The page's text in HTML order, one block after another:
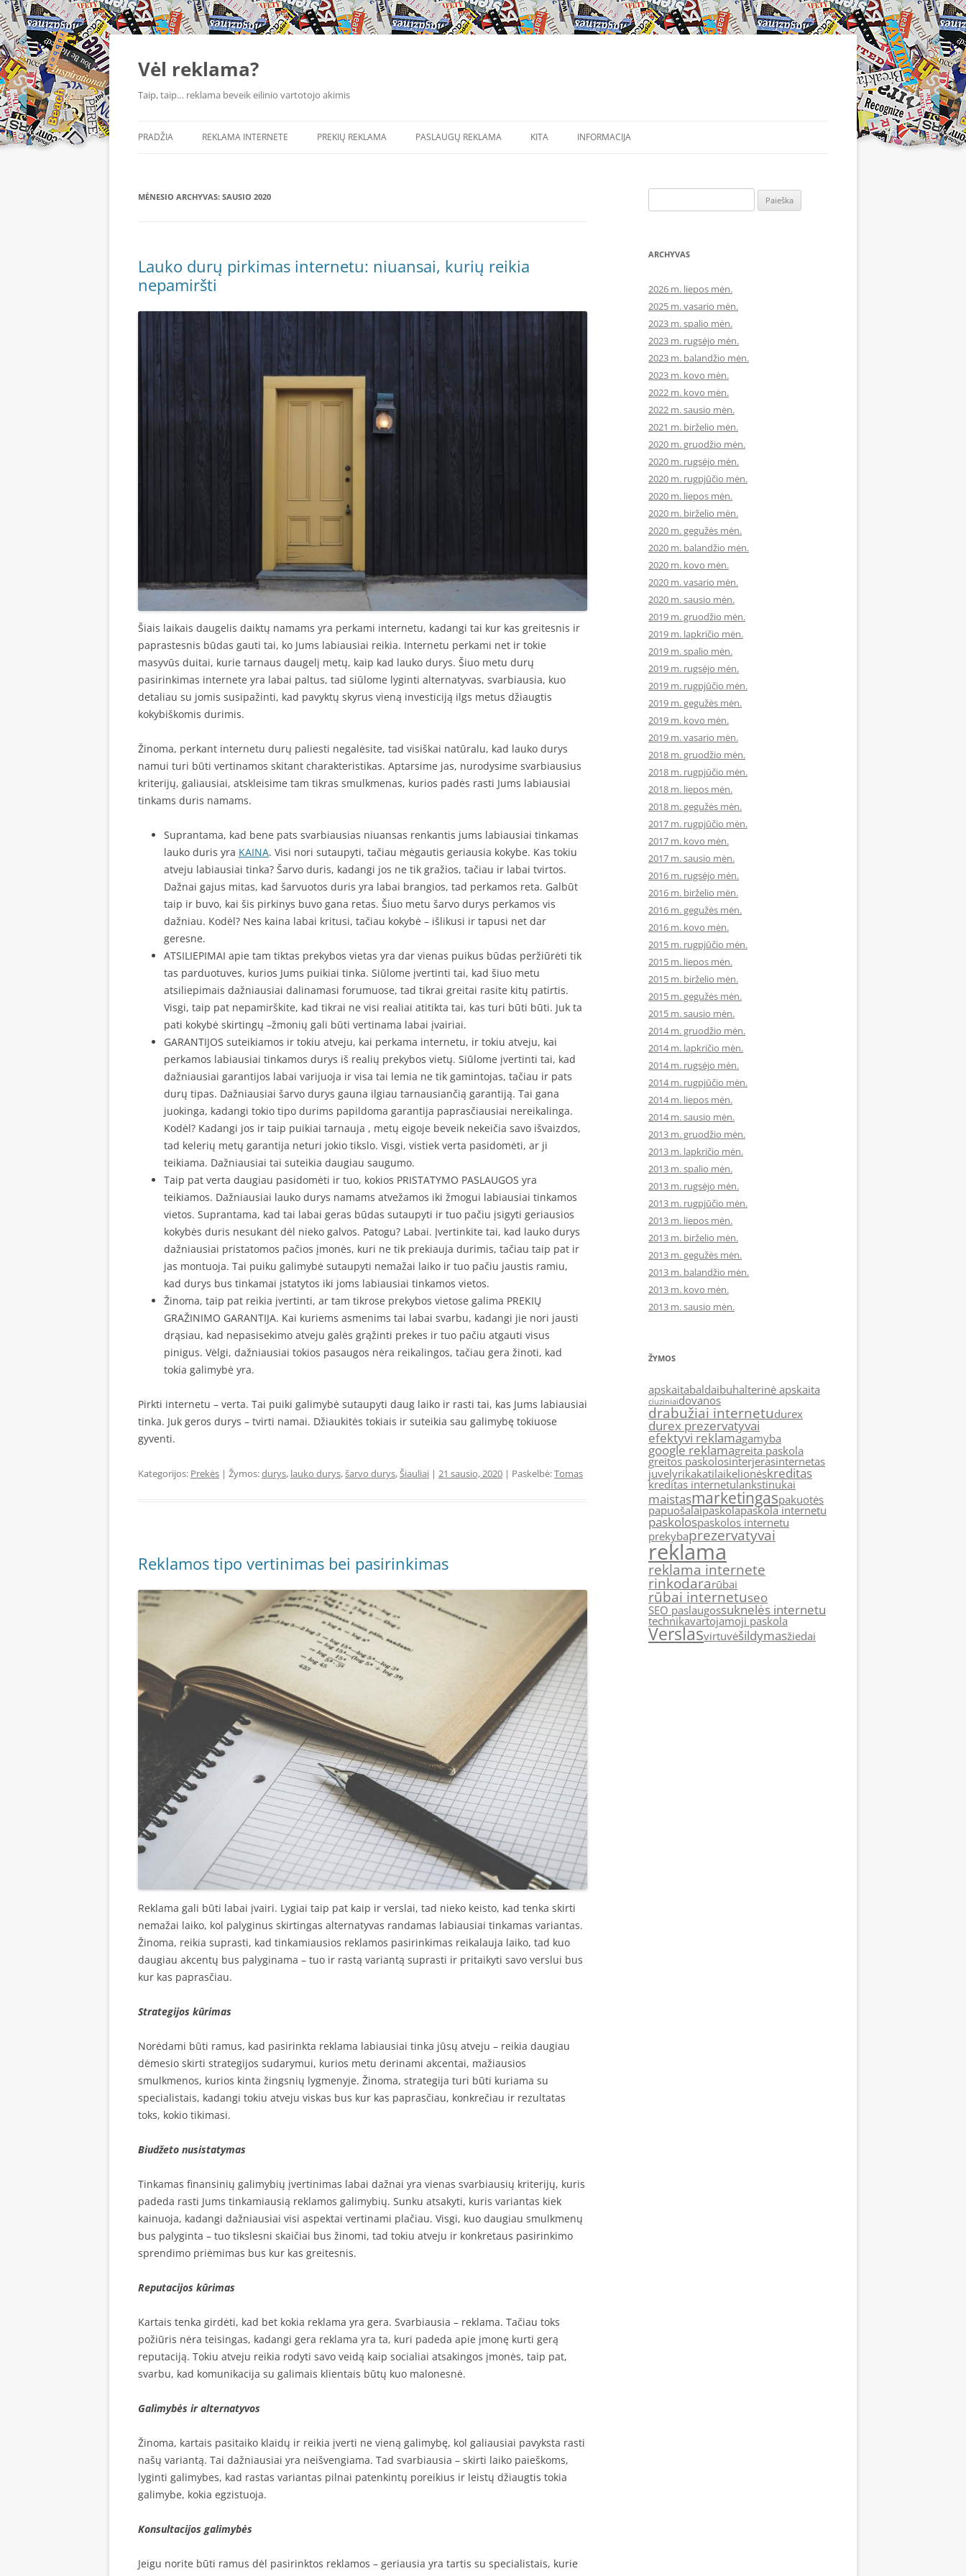
Vėl reklama?
Taip, taip… reklama beveik eilinio vartotojo akimis
prie
PRADŽIA REKLAMA INTERNETE PREKIŲ REKLAMA PASLAUGŲ REKLAMA KITA INFORMACIJA
MĖNESIO ARCHYVAS: SAUSIO 2020
Lauko durų pirkimas internetu: niuansai, kurių reikia
nepamiršti
Šiais laikais daugelis daiktų namams yra perkami internetu, kadangi tai kur kas greitesnis ir
paprastesnis būdas gauti tai, ko Jums labiausiai reikia. Internetu perkami net ir tokie
masyvūs duitai, kurie tarnaus daugelį metų, kaip kad lauko durys. Šiuo metu durų
pasirinkimas internete yra labai paltus, tad siūlome lyginti alternatyvas, svarbiausia, kuo
detaliau su jomis susipažinti, kad pavyktų skyrus vieną investiciją ilgs metus džiaugtis
kokybiškomis durimis.
Žinoma, perkant internetu durų paliesti negalėsite, tad visiškai natūralu, kad lauko durys
namui turi būti vertinamos skitant charakteristikas. Aptarsime jas, nurodysime svarbiausius
kriterijų, galiausiai, atskleisime tam tikras smulkmenas, kurios padės rasti Jums labiausiai
tinkams duris namams.
Suprantama, kad bene pats svarbiausias niuansas renkantis jums labiausiai tinkamas
lauko duris yra KAINA. Visi nori sutaupyti, tačiau mėgautis geriausia kokybe. Kas tokiu
atveju labiausiai tinka? Šarvo duris, kadangi jos ne tik gražios, tačiau ir labai tvirtos.
Dažnai gajus mitas, kad šarvuotos duris yra labai brangios, tad perkamos reta. Galbūt
taip ir buvo, kai šis pirkinys buvo gana retas. Šiuo metu šarvo durys perkamos vis
dažniau. Kodėl? Nes kaina labai kritusi, tačiau kokybė – išlikusi ir tapusi net dar
geresne.
ATSILIEPIMAI apie tam tiktas prekybos vietas yra dar vienas puikus būdas peržiūrėti tik
tas parduotuves, kurios Jums puikiai tinka. Siūlome įvertinti tai, kad šiuo metu
atsiliepimais dažniausiai dalinamasi forumuose, tad tikrai greitai rasite kitų patirtis.
Visgi, taip pat nepamirškite, kad tikrai ne visi realiai atitikta tai, kas turi būti būti. Juk ta
pati kokybė skirtingų –žmonių gali būti vertinama labai įvairiai.
GARANTIJOS suteikiamos ir tokiu atveju, kai perkama internetu, ir tokiu atveju, kai
perkamos labiausiai tinkamos durys iš realių prekybos vietų. Siūlome įvertinti tai, kad
dažniausiai garantijos labai varijuoja ir visa tai lemia ne tik gamintojas, tačiau ir pats
durų tipas. Dažniausiai šarvo durys gauna ilgiau tarnausiančią garantiją. Tai gana
juokinga, kadangi tokio tipo durims papildoma garantija paprasčiausiai nereikalinga.
Kodėl? Kadangi jos ir taip puikiai tarnauja , metų eigoje beveik nekeičia savo išvaizdos,
tad kelerių metų garantija neturi jokio tikslo. Visgi, vistiek verta pasidomėti, ar ji
teikiama. Dažniausiai tai suteikia daugiau saugumo.
Taip pat verta daugiau pasidomėti ir tuo, kokios PRISTATYMO PASLAUGOS yra
teikiamos. Dažniausiai lauko durys namams atvežamos iki žmogui labiausiai tinkamos
vietos. Suprantama, kad tai labai geras būdas sutaupyti ir tuo pačiu įsigyti geriausios
kokybės duris nesukant dėl nieko galvos. Patogu? Labai. Įvertinkite tai, kad lauko durys
dažniausiai pristatomos pačios įmonės, kuri ne tik prekiauja durimis, tačiau taip pat ir
jas montuoja. Tai puiku galimybė sutaupyti nemažai laiko ir tuo pačiu jaustis ramiu,
kad durys bus tinkamai įstatytos iki joms labiausiai tinkamos vietos.
Žinoma, taip pat reikia įvertinti, ar tam tikrose prekybos vietose galima PREKIŲ
GRAŽINIMO GARANTIJA. Kai kuriems asmenims tai labai svarbu, kadangi jie nori jausti
drąsiau, kad nepasisekimo atveju galės grąžinti prekes ir tuo pačiu atgauti visus
pinigus. Vėlgi, dažniausiai tokios pasaugos nėra reikalingos, tačiau gera žinoti, kad
tokia galimybė yra.
Pirkti internetu – verta. Tai puiki galimybė sutaupyti daug laiko ir rasti tai, kas Jums labiausiai
tinka. Juk geros durys – tvirti namai. Džiaukitės tokiais ir suteikia sau galimybę tokiuose
gyventi.
Kategorijos: Prekės | Žymos:durys, lauko durys,šarvo durys,Šiauliai | 21 sausio, 2020 | Paskelbė:Tomas
Reklamos tipo vertinimas bei pasirinkimas
Reklama gali būti labai įvairi. Lygiai taip pat kaip ir verslai, tad nieko keisto, kad tenka skirti
nemažai laiko, kol palyginus skirtingas alternatyvas randamas labiausiai tinkamas variantas.
Žinoma, reikia suprasti, kad tinkamiausios reklamos pasirinkimas reikalauja laiko, tad kuo
daugiau akcentų bus palyginama – tuo ir rastą variantą suprasti ir pritaikyti savo verslui bus
kur kas paprasčiau.
Strategijos kūrimas
Norėdami būti ramus, kad pasirinkta reklama labiausiai tinka jūsų atveju – reikia daugiau
dėmesio skirti strategijos sudarymui, kurios metu derinami akcentai, mažiausios
smulkmenos, kurios kinta žingsnių lygmenyje. Žinoma, strategija turi būti kuriama su
specialistais, kadangi tokiu atveju viskas bus kur kas paprasčiau, konkrečiau ir rezultatas
toks, kokio tikimasi.
Biudžeto nusistatymas
Tinkamas finansinių galimybių įvertinimas labai dažnai yra vienas svarbiausių kriterijų, kuris
padeda rasti Jums tinkamiausią reklamos galimybių. Sunku atsakyti, kuris variantas kiek
kainuoja, kadangi dažniausiai visi aspektai vertinami plačiau. Visgi, kuo daugiau smulkmenų
bus palyginta – tuo tikslesni skaičiai bus žinomi, tad tokiu atveju ir konkretaus pasirinkimo
sprendimo priėmimas bus kur kas greitesnis.
Reputacijos kūrimas
Kartais tenka girdėti, kad bet kokia reklama yra gera. Svarbiausia – reklama. Tačiau toks
požiūris nėra teisingas, kadangi gera reklama yra ta, kuri padeda apie įmonę kurti gerą
reputaciją. Tokiu atveju reikia rodyti savo veidą kaip socialiai atsakingos įmonės, taip pat,
svarbu, kad komunikacija su galimais klientais būtų kuo malonesnė.
Galimybės ir alternatyvos
Žinoma, kartais pasitaiko klaidų ir reikia įverti ne vieną galimybę, kol galiausiai pavyksta rasti
našų variantą. Tai dažniausiai yra neišvengiama. Tad svarbiausia – skirti laiko paieškoms,
lyginti galimybes, kad rastas variantas pilnai patenkintų poreikius ir leistų džiaugtis tokia
galimybe, kokia egzistuoja.
Konsultacijos galimybės
Jeigu norite būti ramus dėl pasirinktos reklamos – geriausia yra tartis su specialistais, kurie
ARCHYVAS
2026 m. liepos mėn.
2025 m. vasario mėn.
2023 m. spalio mėn.
2023 m. rugsėjo mėn.
2023 m. balandžio mėn.
2023 m. kovo mėn.
2022 m. kovo mėn.
2022 m. sausio mėn.
2021 m. birželio mėn.
2020 m. gruodžio mėn.
2020 m. rugsėjo mėn.
2020 m. rugpjūčio mėn.
2020 m. liepos mėn.
2020 m. birželio mėn.
2020 m. gegužės mėn.
2020 m. balandžio mėn.
2020 m. kovo mėn.
2020 m. vasario mėn.
2020 m. sausio mėn.
2019 m. gruodžio mėn.
2019 m. lapkričio mėn.
2019 m. spalio mėn.
2019 m. rugsėjo mėn.
2019 m. rugpjūčio mėn.
2019 m. gegužės mėn.
2019 m. kovo mėn.
2019 m. vasario mėn.
2018 m. gruodžio mėn.
2018 m. rugpjūčio mėn.
2018 m. liepos mėn.
2018 m. gegužės mėn.
2017 m. rugpjūčio mėn.
2017 m. kovo mėn.
2017 m. sausio mėn.
2016 m. rugsėjo mėn.
2016 m. birželio mėn.
2016 m. gegužės mėn.
2016 m. kovo mėn.
2015 m. rugpjūčio mėn.
2015 m. liepos mėn.
2015 m. birželio mėn.
2015 m. gegužės mėn.
2015 m. sausio mėn.
2014 m. gruodžio mėn.
2014 m. lapkričio mėn.
2014 m. rugsėjo mėn.
2014 m. rugpjūčio mėn.
2014 m. liepos mėn.
2014 m. sausio mėn.
2013 m. gruodžio mėn.
2013 m. lapkričio mėn.
2013 m. spalio mėn.
2013 m. rugsėjo mėn.
2013 m. rugpjūčio mėn.
2013 m. liepos mėn.
2013 m. birželio mėn.
2013 m. gegužės mėn.
2013 m. balandžio mėn.
2013 m. kovo mėn.
2013 m. sausio mėn.
ŽYMOS
apskaitabaldaibuhalterinė apskaita
ciuziniaidovanos
drabužiai internetudurex
durex prezervatyvai
efektyvi reklamagamyba
google reklamagreita paskola
greitos paskolosinterjerasinternetas
juvelyrikakatilaikelionėskreditas
kreditas internetulankstinukai
maistasmarketingaspakuotės
papuošalaipaskolapaskola internetu
paskolospaskolos internetu
prekybaprezervatyvai
reklama
reklama internete
rinkodararūbai
rūbai internetuseo
SEO paslaugossuknelės internetu
technikavartojamoji paskola
Verslasvirtuvėšildymasžiedai